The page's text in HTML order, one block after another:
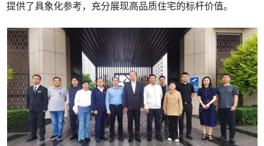
提供了具象化参考，充分展现高品质住宅的标杆价值。